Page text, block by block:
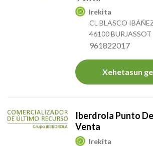
Irekita
CL BLASCO
46100 BURJASSOT
961822017
Xehetasun
Iberdrola Punto
Venta
Irekita